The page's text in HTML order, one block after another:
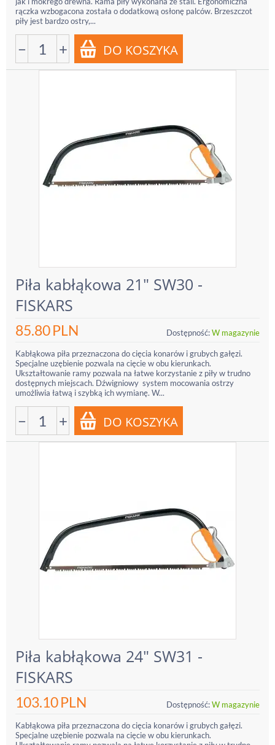
rączka wzbogacona została o dodatkową osłonę palców. Brzeszczot
piły jest bardzo ostry,...
− +
Piła kabłąkowa 21" SW30 -
FISKARS
85.80PLN Dostępność:W magazynie
Kabłąkowa piła przeznaczona do cięcia konarów i grubych gałęzi.
Specjalne uzębienie pozwala na cięcie w obu kierunkach.
Ukształtowanie ramy pozwala na łatwe korzystanie z piły w trudno
dostępnych miejscach. Dźwigniowy system mocowania ostrzy
umożliwia łatwą i szybką ich wymianę. W...
− +
Piła kabłąkowa 24" SW31 -
FISKARS
103.10PLN Dostępność:W magazynie
Kabłąkowa piła przeznaczona do cięcia konarów i grubych gałęzi.
Specjalne uzębienie pozwala na cięcie w obu kierunkach.